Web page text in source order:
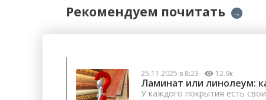
Рекомендуем почитать →
25.11.2025 в 8:23 12.9к
Ламинат или линолеум:
У каждого покрытия есть